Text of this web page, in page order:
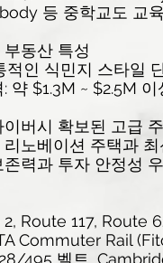
등 중학교도 교
동산 특성
적인 식민지 스타일
약 $1.3M ~ $2.5M
버시 확보된 고급
노베이션 주택과
력과 투자 안정성
Route 117, Route
Commuter Rail
495 벨트,